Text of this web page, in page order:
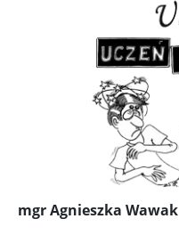
mgr Agnieszka Wawak